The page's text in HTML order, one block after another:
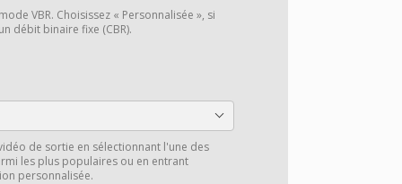
VBR. Choisissez « Personnalisée », si
débit binaire fixe (CBR).
de sortie en sélectionnant l'une des
les plus populaires ou en entrant
personnalisée.